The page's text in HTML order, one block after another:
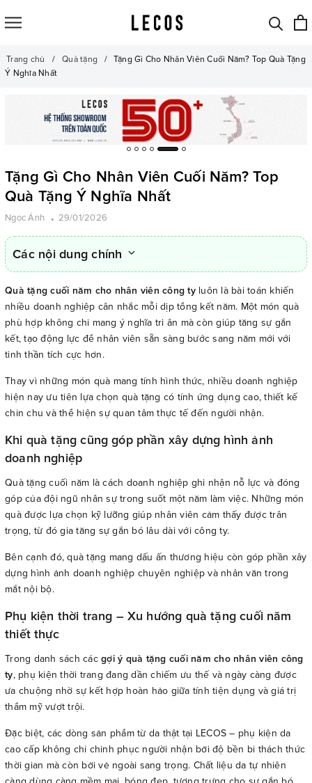
Trang chủ Quà tặng
Tặng Gì Cho Nhân Viên Cuối Năm? Top Quà Tặng
Ý Nghĩa Nhất
Tặng Gì Cho Nhân Viên Cuối Năm? Top
Quà Tặng Ý Nghĩa Nhất
Ngọc Ánh 29/01/2026
Các nội dung chính
Quà tặng cuối năm cho nhân viên công tyluôn là bài toán khiến
nhiều doanh nghiệp cân nhắc mỗi dịp tổng kết năm. Một món quà
phù hợp không chỉ mang ý nghĩa tri ân mà còn giúp tăng sự gắn
kết, tạo động lực để nhân viên sẵn sàng bước sang năm mới với
tinh thần tích cực hơn.
Thay vì những món quà mang tính hình thức, nhiều doanh nghiệp
hiện nay ưu tiên lựa chọn quà tặng có tính ứng dụng cao, thiết kế
chỉn chu và thể hiện sự quan tâm thực tế đến người nhận.
Khi quà tặng cũng góp phần xây dựng hình ảnh
doanh nghiệp
Quà tặng cuối năm là cách doanh nghiệp ghi nhận nỗ lực và đóng
góp của đội ngũ nhân sự trong suốt một năm làm việc. Những món
quà được lựa chọn kỹ lưỡng giúp nhân viên cảm thấy được trân
trọng, từ đó gia tăng sự gắn bó lâu dài với công ty.
Bên cạnh đó, quà tặng mang dấu ấn thương hiệu còn góp phần xây
dựng hình ảnh doanh nghiệp chuyên nghiệp và nhân văn trong
mắt nội bộ.
Phụ kiện thời trang – Xu hướng quà tặng cuối năm
thiết thực
Trong danh sách các gợi ý quà tặng cuối năm cho nhân viên công
ty, phụ kiện thời trang đang dần chiếm ưu thế và ngày càng được
ưa chuộng nhờ sự kết hợp hoàn hảo giữa tính tiện dụng và giá trị
thẩm mỹ vượt trội.
Đặc biệt, các dòng sản phẩm từ da thật tại LECOS – phụ kiện da
cao cấp không chỉ chinh phục người nhận bởi độ bền bỉ thách thức
thời gian mà còn bởi vẻ ngoài sang trọng. Chất liệu da tự nhiên